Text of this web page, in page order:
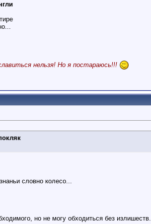
нельзя! Но я постараюсь!!!
словно колесо...
но не могу обходиться без излишеств.